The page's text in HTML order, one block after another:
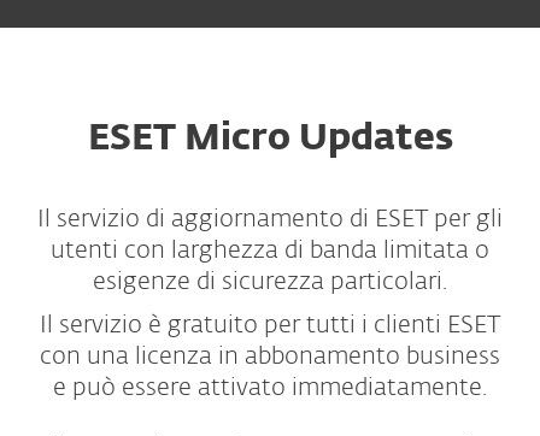
ESET Micro Updates
Il servizio di aggiornamento di ESET per gli
utenti con larghezza di banda limitata o
esigenze di sicurezza particolari.
Il servizio è gratuito per tutti i clienti ESET
con una licenza in abbonamento business
e può essere attivato immediatamente.